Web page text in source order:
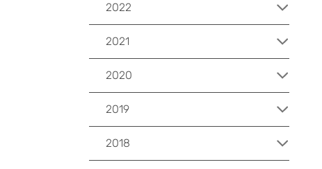
2022
2021
2020
2019
2018